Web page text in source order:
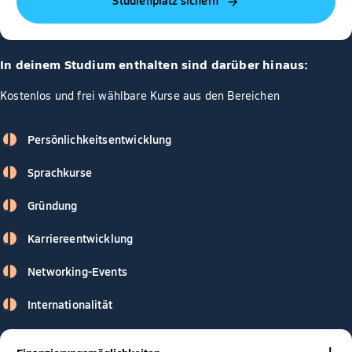
In deinem Studium enthalten sind darüber hinaus:
Kostenlos und frei wählbare Kurse aus den Bereichen
Persönlichkeitsentwicklung
Sprachkurse
Gründung
Karriereentwicklung
Networking-Events
Internationalität